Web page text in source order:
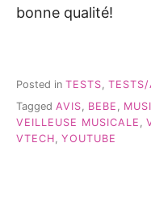
bonne qualité!
Posted in TESTS, TESTS/
Tagged AVIS BEBE
VEILLEUSE MUSICALE
VTECH YOUTUBE